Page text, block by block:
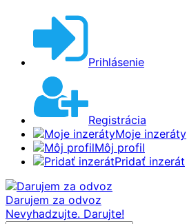
Prihlásenie
Registrácia
Moje inzeráty
Môj profil
Pridať inzerát
Darujem za odvoz
Nevyhadzujte. Darujte!